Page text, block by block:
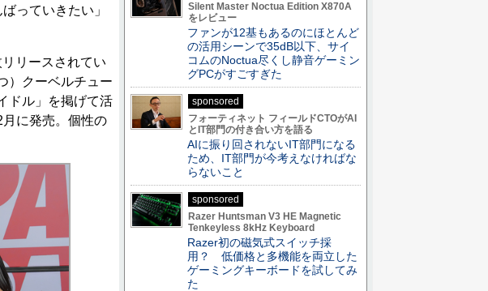
っていきたい」
リースされてい
）クーベルチュー
ドル」を掲げて活
に発売。個性の
Silent Master Noctua Edition X870A
をレビュー
ファンが12基もあるのにほとんど
の活用シーンで35dB以下、サイ
コムのNoctua尽くし静音ゲーミン
グPCがすごすぎた
sponsored
フォーティネット フィールドCTOがAI
とIT部門の付き合い方を語る
AIに振り回されないIT部門になる
ため、IT部門が今考えなければな
らないこと
sponsored
Razer Huntsman V3 HE Magnetic
Tenkeyless 8kHz Keyboard
Razer初の磁気式スイッチ採
用？ 低価格と多機能を両立した
ゲーミングキーボードを試してみ
た